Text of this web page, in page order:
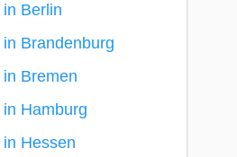
Berlin
Brandenburg
Bremen
Hamburg
Hessen